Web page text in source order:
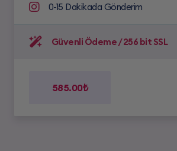
0-15 Dakikada Gönderim
Güvenli Ödeme / 256 bit SSL
585.00₺